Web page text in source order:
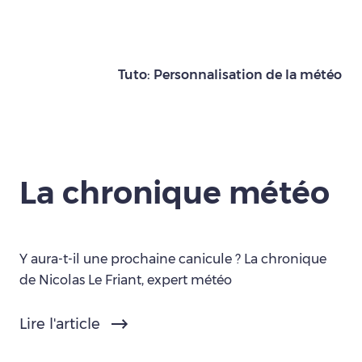
Tuto: Personnalisation de la météo
La chronique météo
Y aura-t-il une prochaine canicule ? La chronique
de Nicolas Le Friant, expert météo
Lire l'article